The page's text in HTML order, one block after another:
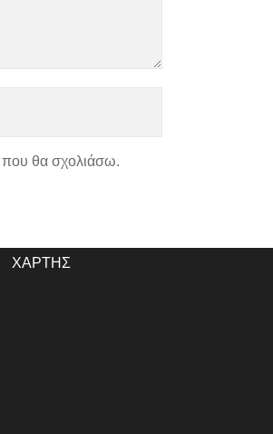
που θα σχολιάσω.
ΧΑΡΤΗΣ